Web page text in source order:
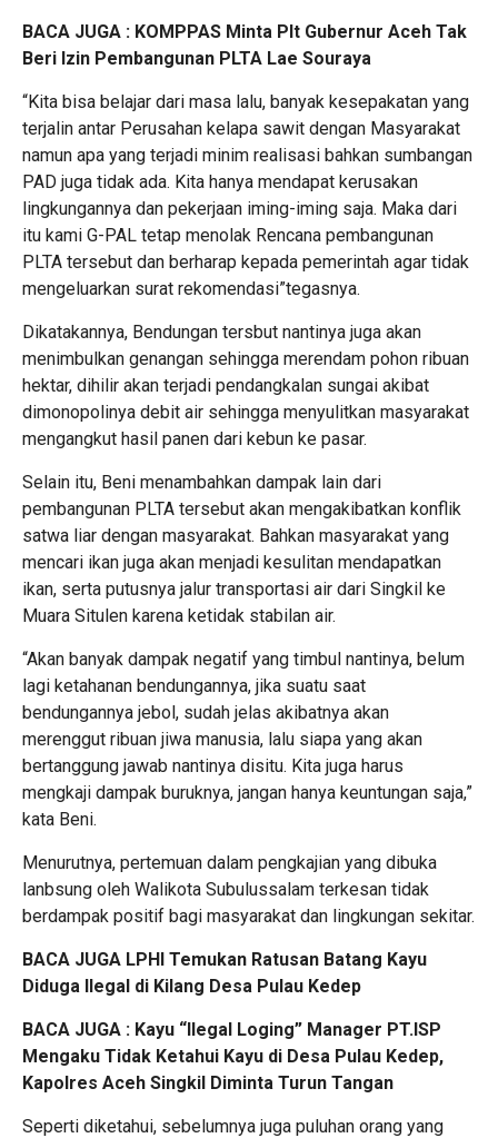
BACA JUGA : KOMPPAS Minta Plt Gubernur Aceh Tak
Beri Izin Pembangunan PLTA Lae Souraya
“Kita bisa belajar dari masa lalu, banyak kesepakatan yang
terjalin antar Perusahan kelapa sawit dengan Masyarakat
namun apa yang terjadi minim realisasi bahkan sumbangan
PAD juga tidak ada. Kita hanya mendapat kerusakan
lingkungannya dan pekerjaan iming-iming saja. Maka dari
itu kami G-PAL tetap menolak Rencana pembangunan
PLTA tersebut dan berharap kepada pemerintah agar tidak
mengeluarkan surat rekomendasi”tegasnya.
Dikatakannya, Bendungan tersbut nantinya juga akan
menimbulkan genangan sehingga merendam pohon ribuan
hektar, dihilir akan terjadi pendangkalan sungai akibat
dimonopolinya debit air sehingga menyulitkan masyarakat
mengangkut hasil panen dari kebun ke pasar.
Selain itu, Beni menambahkan dampak lain dari
pembangunan PLTA tersebut akan mengakibatkan konflik
satwa liar dengan masyarakat. Bahkan masyarakat yang
mencari ikan juga akan menjadi kesulitan mendapatkan
ikan, serta putusnya jalur transportasi air dari Singkil ke
Muara Situlen karena ketidak stabilan air.
“Akan banyak dampak negatif yang timbul nantinya, belum
lagi ketahanan bendungannya, jika suatu saat
bendungannya jebol, sudah jelas akibatnya akan
merenggut ribuan jiwa manusia, lalu siapa yang akan
bertanggung jawab nantinya disitu. Kita juga harus
mengkaji dampak buruknya, jangan hanya keuntungan saja,”
kata Beni.
Menurutnya, pertemuan dalam pengkajian yang dibuka
lanbsung oleh Walikota Subulussalam terkesan tidak
berdampak positif bagi masyarakat dan lingkungan sekitar.
BACA JUGA LPHI Temukan Ratusan Batang Kayu
Diduga Ilegal di Kilang Desa Pulau Kedep
BACA JUGA : Kayu “Ilegal Loging” Manager PT.ISP
Mengaku Tidak Ketahui Kayu di Desa Pulau Kedep,
Kapolres Aceh Singkil Diminta Turun Tangan
Seperti diketahui, sebelumnya juga puluhan orang yang